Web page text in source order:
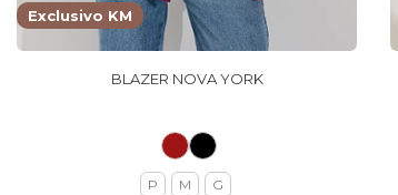
Exclusivo KM
BLAZER NOVA YORK
P M G